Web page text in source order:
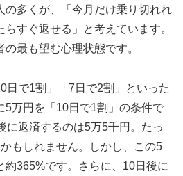
の多くが、「今月だけ乗り切れれ
すぐ返せる」と考えています。
最も望む心理状態です。
日で1割」「7日で2割」といった
5万円を「10日で1割」の条件で
に返済するのは5万5千円。たっ
もしれません。しかし、この5
約365%です。さらに、10日後に